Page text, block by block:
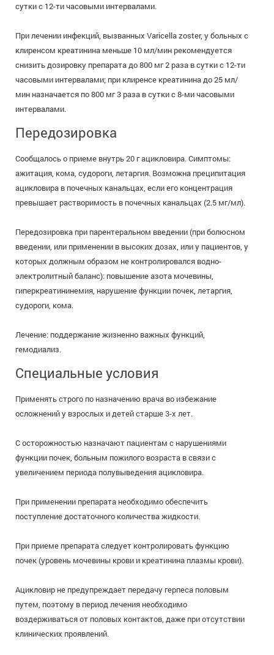
сутки с 12-ти часовыми интервалами.
При лечении инфекций, вызванных Varicella zoster, у больных с
клиренсом креатинина меньше 10 мл/мин рекомендуется
снизить дозировку препарата до 800 мг 2 раза в сутки с 12-ти
часовыми интервалами; при клиренсе креатинина до 25 мл/
мин назначается по 800 мг 3 раза в сутки с 8-ми часовыми
интервалами.
Передозировка
Сообщалось о приеме внутрь 20 г ацикловира. Симптомы:
ажитация, кома, судороги, летаргия. Возможна преципитация
ацикловира в почечных канальцах, если его концентрация
превышает растворимость в почечных канальцах (2.5 мг/мл).
Передозировка при парентеральном введении (при болюсном
введении, или применении в высоких дозах, или у пациентов, у
которых должным образом не контролировался водно-
электролитный баланс): повышение азота мочевины,
гиперкреатининемия, нарушение функции почек, летаргия,
судороги, кома.
Лечение: поддержание жизненно важных функций,
гемодиализ.
Специальные условия
Применять строго по назначению врача во избежание
осложнений у взрослых и детей старше 3-х лет.
С осторожностью назначают пациентам с нарушениями
функции почек, больным пожилого возраста в связи с
увеличением периода полувыведения ацикловира.
При применении препарата необходимо обеспечить
поступление достаточного количества жидкости.
При приеме препарата следует контролировать функцию
почек (уровень мочевины крови и креатинина плазмы крови).
Ацикловир не предупреждает передачу герпеса половым
путем, поэтому в период лечения необходимо
воздерживаться от половых контактов, даже при отсутствии
клинических проявлений.